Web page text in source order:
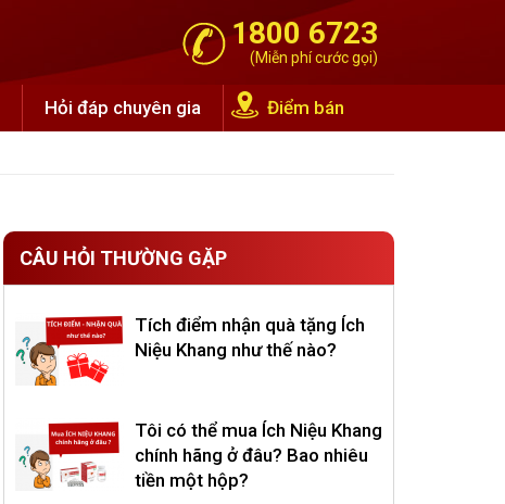
1800 6723
(Miễn phí cước gọi)
Hỏi đáp chuyên gia Điểm bán
CÂU HỎI THƯỜNG GẶP
Tích điểm nhận quà tặng Ích
Niệu Khang như thế nào?
Tôi có thể mua Ích Niệu Khang
chính hãng ở đâu? Bao nhiêu
tiền một hộp?